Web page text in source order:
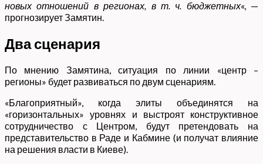
новых отношений в регионах, в т. ч. бюджетных«, —
прогнозирует Замятин.
Два сценария
По мнению Замятина, ситуация по линии «центр –
регионы» будет развиваться по двум сценариям.
«Благоприятный», когда элиты объединятся на
«горизонтальных» уровнях и выстроят конструктивное
сотрудничество с Центром, будут претендовать на
представительство в Раде и Кабмине (и получат влияние
на решения власти в Киеве).